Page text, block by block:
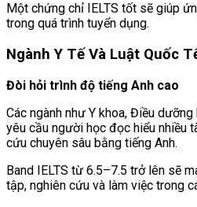
Một chứng chỉ IELTS tốt sẽ giúp
trong quá trình tuyển dụng.
Ngành Y Tế Và Luật Quốc
Đòi hỏi trình độ tiếng Anh cao
Các ngành như Y khoa, Điều
yêu cầu người học đọc hiểu nhiều
cứu chuyên sâu bằng tiếng Anh.
Band IELTS từ 6.5–7.5 trở lên sẽ
tập, nghiên cứu và làm việc trong